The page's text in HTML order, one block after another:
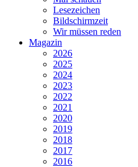
Lesezeichen
Bildschirmzeit
Wir müssen reden
Magazin
2026
2025
2024
2023
2022
2021
2020
2019
2018
2017
2016